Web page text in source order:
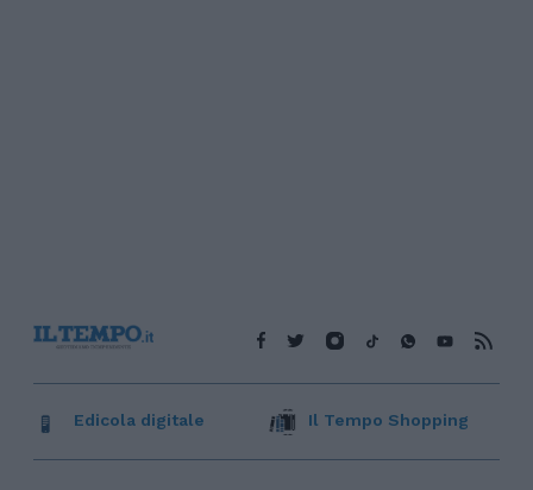
Edicola digitale Il Tempo Shopping